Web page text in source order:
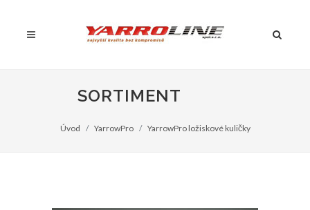
SORTIMENT
Úvod YarrowPro YarrowPro ložiskové kuličky